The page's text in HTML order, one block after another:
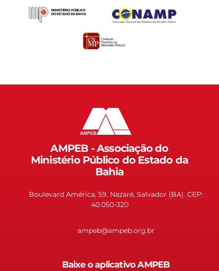
AMPEB - Associação do
Ministério Público do Estado da
Bahia
Boulevard América, 59, Nazaré, Salvador (BA). CEP:
40.050-320
ampeb@ampeb.org.br
Baixe o aplicativo AMPEB